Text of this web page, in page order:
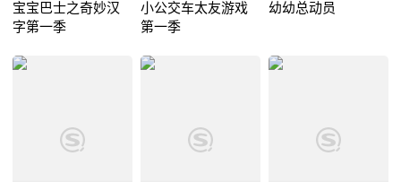
宝宝巴士之奇妙汉
字第一季
小公交车太友游戏
第一季
幼幼总动员